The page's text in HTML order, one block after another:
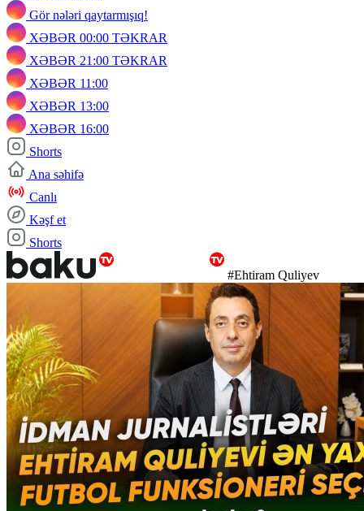
Gör nələri qaytarmışıq!
XƏBƏR 00:00 TƏKRAR
XƏBƏR 21:00 TƏKRAR
XƏBƏR 11:00
XƏBƏR 13:00
XƏBƏR 16:00
Shorts
Ana səhifə
Canlı
Kəşf et
Shorts
#Ehtiram Quliyev